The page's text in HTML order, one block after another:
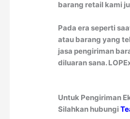
barang retail kami
Pada era seperti
atau barang yang
jasa pengiriman
diluaran sana.
Untuk Pengiriman
Silahkan hubungi